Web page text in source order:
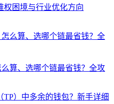
权困境与行业优化方向
算、选哪个链最省钱？全攻